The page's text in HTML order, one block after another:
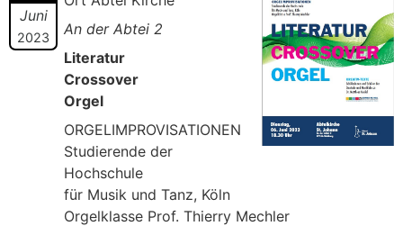
Juni
2023
An der Abtei 2
Literatur
Crossover
Orgel
ORGELIMPROVISATIONEN
Studierende der
Hochschule
für Musik und Tanz, Köln
Orgelklasse Prof. Thierry Mechler